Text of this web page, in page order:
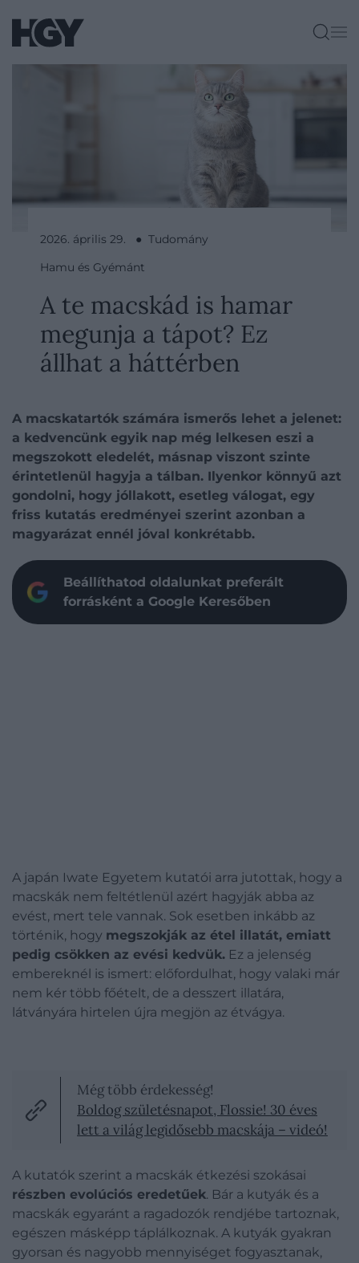
2026. április 29. ● Tudomány
Hamu és Gyémánt
A te macskád is hamar
megunja a tápot? Ez
állhat a háttérben
A macskatartók számára ismerős lehet a jelenet:
a kedvencünk egyik nap még lelkesen eszi a
megszokott eledelét, másnap viszont szinte
érintetlenül hagyja a tálban. Ilyenkor könnyű azt
gondolni, hogy jóllakott, esetleg válogat, egy
friss kutatás eredményei szerint azonban a
magyarázat ennél jóval konkrétabb.
Beállíthatod oldalunkat preferált
forrásként a Google Keresőben
A japán Iwate Egyetem kutatói arra jutottak, hogy a
macskák nem feltétlenül azért hagyják abba az
evést, mert tele vannak. Sok esetben inkább az
történik, hogy megszokják az étel illatát, emiatt
pedig csökken az evési kedvük. Ez a jelenség
embereknél is ismert: előfordulhat, hogy valaki már
nem kér több főételt, de a desszert illatára,
látványára hirtelen újra megjön az étvágya.
Még több érdekesség!
Boldog születésnapot, Flossie! 30 éves
lett a világ legidősebb macskája – videó!
A kutatók szerint a macskák étkezési szokásai
részben evolúciós eredetűek. Bár a kutyák és a
macskák egyaránt a ragadozók rendjébe tartoznak,
egészen másképp táplálkoznak. A kutyák gyakran
gyorsan és nagyobb mennyiséget fogyasztanak,